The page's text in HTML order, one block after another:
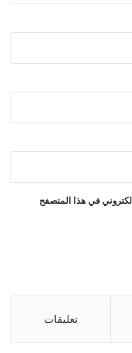
في هذا المتصفح
تعليقات